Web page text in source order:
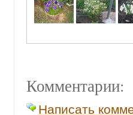
Комментарии:
Написать